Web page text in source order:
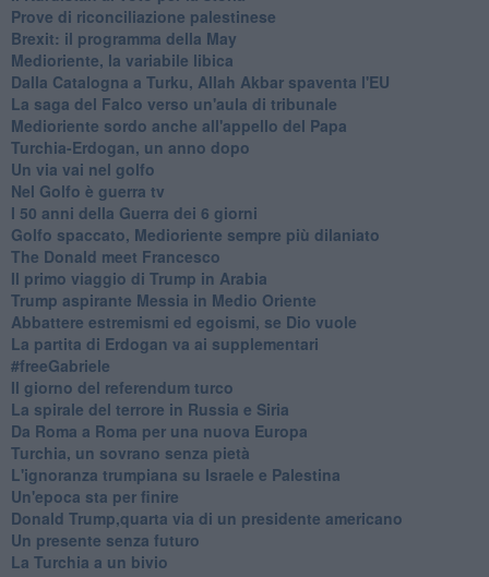
Prove di riconciliazione palestinese
Brexit: il programma della May
Medioriente, la variabile libica
Dalla Catalogna a Turku, Allah Akbar spaventa l'EU
La saga del Falco verso un'aula di tribunale
Medioriente sordo anche all'appello del Papa
Turchia-Erdogan, un anno dopo
Un via vai nel golfo
Nel Golfo è guerra tv
I 50 anni della Guerra dei 6 giorni
Golfo spaccato, Medioriente sempre più dilaniato
The Donald meet Francesco
Il primo viaggio di Trump in Arabia
Trump aspirante Messia in Medio Oriente
Abbattere estremismi ed egoismi, se Dio vuole
La partita di Erdogan va ai supplementari
#freeGabriele
Il giorno del referendum turco
La spirale del terrore in Russia e Siria
Da Roma a Roma per una nuova Europa
Turchia, un sovrano senza pietà
L'ignoranza trumpiana su Israele e Palestina
Un'epoca sta per finire
Donald Trump,quarta via di un presidente americano
Un presente senza futuro
La Turchia a un bivio